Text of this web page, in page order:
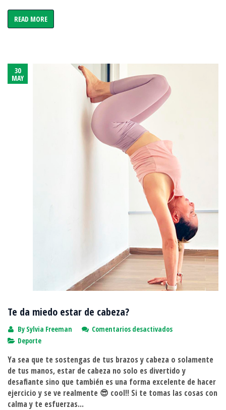
READ MORE
30
MAY
Te da miedo estar de cabeza?
By Sylvia Freeman Comentarios desactivadosen
miedo
estar
de
cabeza?
Deporte
Ya sea que te sostengas de tus brazos y cabeza o solamente
de tus manos, estar de cabeza no solo es divertido y
desafiante sino que también es una forma excelente de hacer
ejercicio y se ve realmente 😎 cool!! Si te tomas las cosas con
calma y te esfuerzas...